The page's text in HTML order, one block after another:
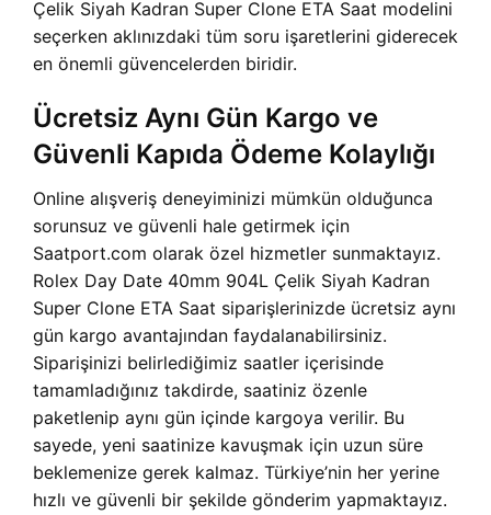
Çelik Siyah Kadran Super Clone ETA Saat modelini
seçerken aklınızdaki tüm soru işaretlerini giderecek
en önemli güvencelerden biridir.
Ücretsiz Aynı Gün Kargo ve
Güvenli Kapıda Ödeme Kolaylığı
Online alışveriş deneyiminizi mümkün olduğunca
sorunsuz ve güvenli hale getirmek için
Saatport.com olarak özel hizmetler sunmaktayız.
Rolex Day Date 40mm 904L Çelik Siyah Kadran
Super Clone ETA Saat siparişlerinizde ücretsiz aynı
gün kargo avantajından faydalanabilirsiniz.
Siparişinizi belirlediğimiz saatler içerisinde
tamamladığınız takdirde, saatiniz özenle
paketlenip aynı gün içinde kargoya verilir. Bu
sayede, yeni saatinize kavuşmak için uzun süre
beklemenize gerek kalmaz. Türkiye’nin her yerine
hızlı ve güvenli bir şekilde gönderim yapmaktayız.